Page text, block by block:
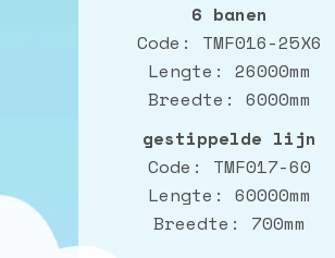
6 banen
Code: TMF016-25X6
Lengte: 26000mm
Breedte : 6000mm
gestippelde lijn
Code: TMF017-60
Lengte: 60000mm
Breedte : 700mm